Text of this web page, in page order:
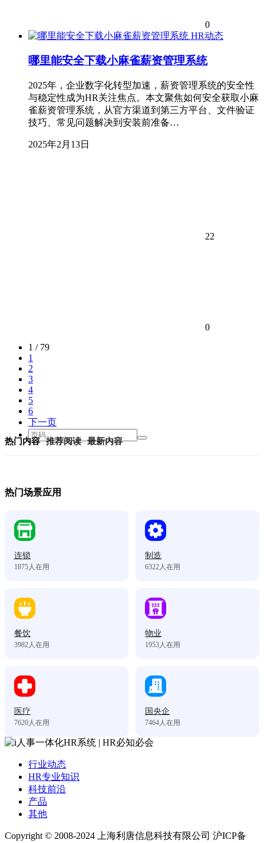
0
HR动态
哪里能安全下载小麻雀薪资管理系统
2025年，企业数字化转型加速，薪资管理系统的安全性
与稳定性成为HR关注焦点。本文聚焦如何安全获取小麻
雀薪资管理系统，从官方渠道到第三方平台、文件验证
技巧、常见问题解决到安装前准备…
2025年2月13日
22
0
1 / 79
1
2
3
4
5
6
下一页
热门内容 推荐阅读 最新内容
热门场景应用
连锁
1875人在用
制造
6322人在用
餐饮
3982人在用
物业
1953人在用
医疗
7620人在用
国央企
7464人在用
行业动态
HR专业知识
科技前沿
产品
其他
Copyright © 2008-2024 上海利唐信息科技有限公司 沪ICP备